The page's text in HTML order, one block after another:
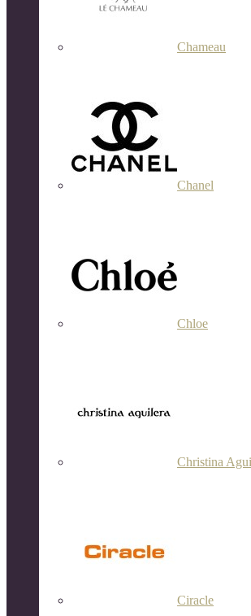
Chameau
Chanel
Chloe
Christina
Ciracle